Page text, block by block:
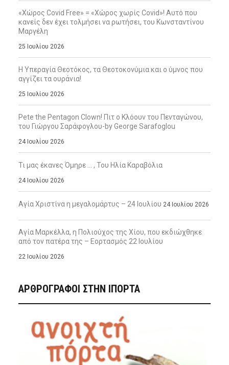
«Χώρος Covid Free» = «Χώρος χωρίς Covid»! Αυτό που
κανείς δεν έχει τολμήσει να ρωτήσει, του Κωνσταντίνου
Μαργέλη
25 Ιουλίου 2026
Η Υπεραγία Θεοτόκος, τα Θεοτοκονύμια και ο ύμνος που
αγγίζει τα ουράνια!
25 Ιουλίου 2026
Pete the Pentagon Clown! Πιτ ο Κλόουν του Πενταγώνου,
του Γιώργου Σαράφογλου-by George Sarafoglou
24 Ιουλίου 2026
Τι μας έκανες Όμηρε … , Του Ηλία Καραβόλια
24 Ιουλίου 2026
Αγία Χριστίνα η μεγαλομάρτυς – 24 Ιουλίου 24 Ιουλίου 2026
Αγία Μαρκέλλα, η Πολιούχος της Χίου, που εκδιώχθηκε
από τον πατέρα της – Εορτασμός 22 Ιουλίου
22 Ιουλίου 2026
ΑΡΘΡΟΓΡΑΦΟΙ ΣΤΗΝ IΠΟΡΤΑ